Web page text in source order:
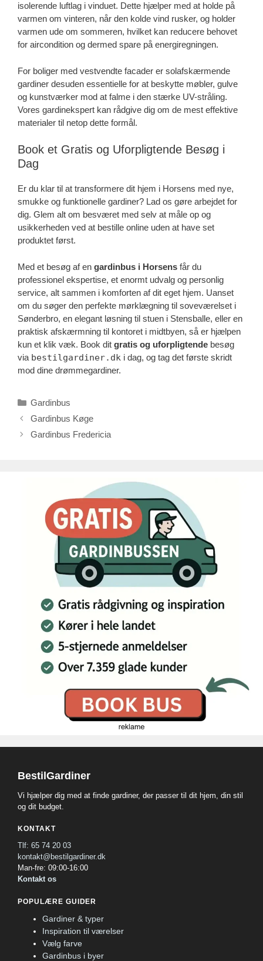
isolerende luftlag i vinduet. Dette hjælper med at holde på
varmen om vinteren, når den kolde vind rusker, og holder
varmen ude om sommeren, hvilket kan reducere behovet
for aircondition og dermed spare på energiregningen.
For boliger med vestvendte facader er solafskærmende
gardiner desuden essentielle for at beskytte møbler, gulve
og kunstværker mod at falme i den stærke UV-stråling.
Vores gardinekspert kan rådgive dig om de mest effektive
materialer til netop dette formål.
Book et Gratis og Uforpligtende Besøg i
Dag
Er du klar til at transformere dit hjem i Horsens med nye,
smukke og funktionelle gardiner? Lad os gøre arbejdet for
dig. Glem alt om besværet med selv at måle op og
usikkerheden ved at bestille online uden at have set
produktet først.
Med et besøg af en gardinbus i Horsens får du
professionel ekspertise, et enormt udvalg og personlig
service, alt sammen i komforten af dit eget hjem. Uanset
om du søger den perfekte mørklægning til soveværelset i
Sønderbro, en elegant løsning til stuen i Stensballe, eller en
praktisk afskærmning til kontoret i midtbyen, så er hjælpen
kun et klik væk. Book dit gratis og uforpligtende besøg
via bestilgardiner.dk i dag, og tag det første skridt
mod dine drømmegardiner.
Kategorier
Gardinbus
Gardinbus Køge
Gardinbus Fredericia
BestilGardiner
Vi hjælper dig med at finde gardiner, der passer til dit hjem, din stil
og dit budget.
KONTAKT
Tlf: 65 74 20 03
kontakt@bestilgardiner.dk
Man-fre: 09:00-16:00
Kontakt os
POPULÆRE GUIDER
Gardiner & typer
Inspiration til værelser
Vælg farve
Gardinbus i byer